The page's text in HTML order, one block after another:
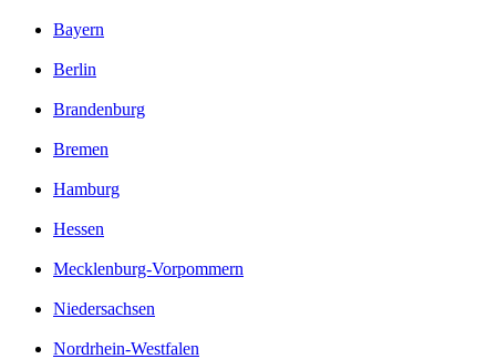
Bayern
Berlin
Brandenburg
Bremen
Hamburg
Hessen
Mecklenburg-Vorpommern
Niedersachsen
Nordrhein-Westfalen